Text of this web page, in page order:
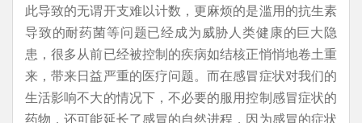
此导致的无谓开支难以计数，更麻烦的是滥用的抗生素
导致的耐药菌等问题已经成为威胁人类健康的巨大隐
患，很多从前已经被控制的疾病如结核正悄悄地卷土重
来，带来日益严重的医疗问题。而在感冒症状对我们的
生活影响不大的情况下，不必要的服用控制感冒症状的
药物，还可能延长了感冒的自然进程，因为感冒的症状